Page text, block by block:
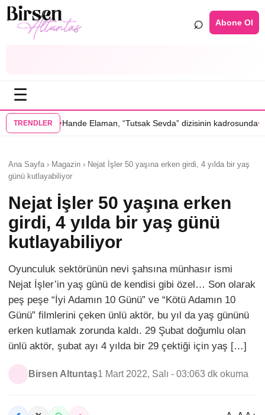
⌕ Abone Ol
☰
TRENDLER
Elaman, “Tutsak Sevda” dizisinin kadrosunda•Serenay Sarıkaya’lı
Ana Sayfa › Magazin › Nejat İşler 50 yaşına erken girdi, 4 yılda bir yaş
günü kutlayabiliyor
Nejat İşler 50 yaşına erken
girdi, 4 yılda bir yaş günü
kutlayabiliyor
Oyunculuk sektörünün nevi şahsına münhasır ismi
Nejat İşler’in yaş günü de kendisi gibi özel… Son olarak
peş peşe “İyi Adamın 10 Günü” ve “Kötü Adamın 10
Günü” filmlerini çeken ünlü aktör, bu yıl da yaş gününü
erken kutlamak zorunda kaldı. 29 Şubat doğumlu olan
ünlü aktör, şubat ayı 4 yılda bir 29 çektiği için yaş […]
Birsen Altuntaş1 Mart 2022, Salı - 03:063 dk okuma